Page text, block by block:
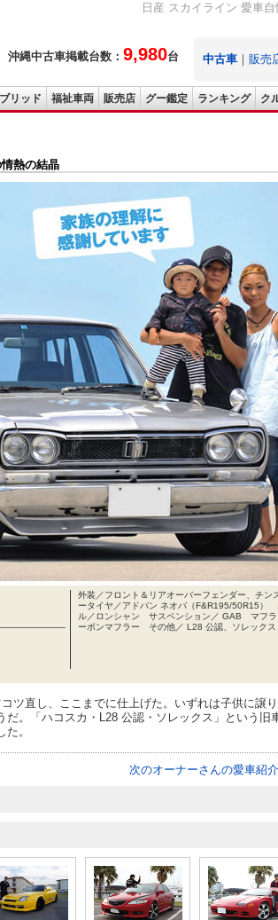
日産 スカイライン 愛車
沖縄中古車掲載台数： 9,980台 中古車 ｜ 販売
リッド 福祉車両 販売店 グー鑑定 ランキング ク
熱の結晶
外装／フロント＆リアオーバーフェンダー、チン
ータイヤ／アドバン ネオバ（F&R195/50R15）
ル／ロンシャン サスペンション／ GAB マフラ
ーボンマフラー その他／ L28 公認、ソレックス
ツ直し、ここまでに仕上げた。いずれは子供に譲り
。「ハコスカ・L28 公認・ソレックス」という旧
。
次のオーナーさんの愛車紹